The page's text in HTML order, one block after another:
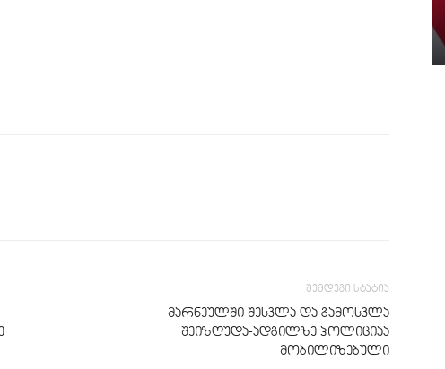
შემდეგი სტატია
მარნეულში შესვლა და გამოსვლა
შეიზღუდა-ადგილზე პოლიციაა
მობილიზებული